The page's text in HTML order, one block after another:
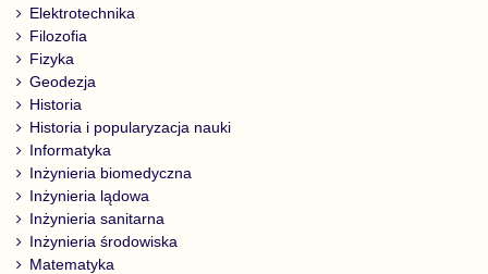
Elektrotechnika
Filozofia
Fizyka
Geodezja
Historia
Historia i popularyzacja nauki
Informatyka
Inżynieria biomedyczna
Inżynieria lądowa
Inżynieria sanitarna
Inżynieria środowiska
Matematyka